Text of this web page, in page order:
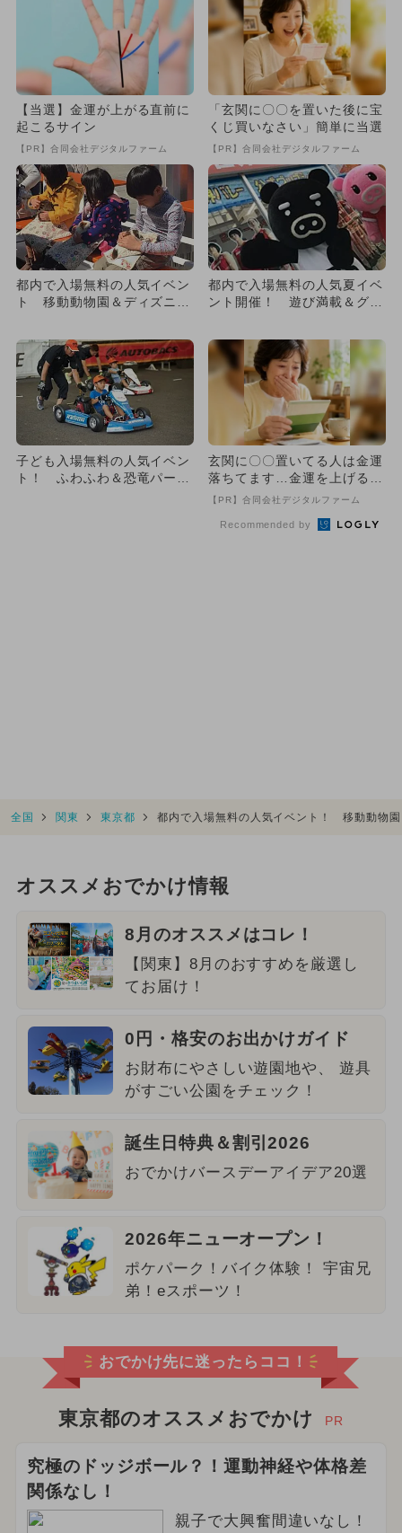
【当選】金運が上がる直前に
起こるサイン
【PR】合同会社デジタルファーム
「玄関に〇〇を置いた後に宝
くじ買いなさい」簡単に当選
【PR】合同会社デジタルファーム
都内で入場無料の人気イベン
ト 移動動物園＆ディズニー
都内で入場無料の人気夏イベ
ント開催！ 遊び満載＆グル
子ども入場無料の人気イベン
ト！ ふわふわ＆恐竜パーク
玄関に〇〇置いてる人は金運
落ちてます…金運を上げる方
法とは
【PR】合同会社デジタルファーム
Recommended by
全国 関東 東京都 都内で入場無料の人気イベント！ 移動動物
オススメおでかけ情報
8月のオススメはコレ！
【関東】8月のおすすめを厳選し
てお届け！
0円・格安のお出かけガイド
お財布にやさしい遊園地や、 遊具
がすごい公園をチェック！
誕生日特典＆割引2026
おでかけバースデーアイデア20選
2026年ニューオープン！
ポケパーク！バイク体験！ 宇宙兄
弟！eスポーツ！
おでかけ先に迷ったらココ！
東京都のオススメおでかけ PR
究極のドッジボール？！運動神経や体格差
関係なし！
親子で大興奮間違いなし！